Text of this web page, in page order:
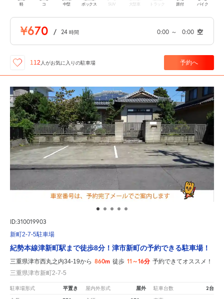
軽 コ 中型 ボックス SUV 大型車 トラック 原付 バイク
¥670 / 24 時間 0:00 ～ 0:00 空
112 人がお気に入りの駐車場 予約へ
ID:310019903
新町2-7-5駐車場
紀勢本線津新町駅まで徒歩8分！津市新町の予約できる駐車場！
三重県津市西丸之内34-19から 860m 徒歩 11～16分 予約できてオススメ！
三重県津市新町2-7-5
駐車場形式 平置き 屋内外形式 屋外 駐車台数 2台